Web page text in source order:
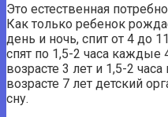
Это естественная
Как только ребенок
день и ночь, спит от 4 до
спят по 1,5-2 часа каждые
возрасте 3 лет и 1,5-2
возрасте 7 лет детский
сну.